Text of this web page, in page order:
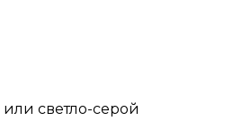
светло-серой